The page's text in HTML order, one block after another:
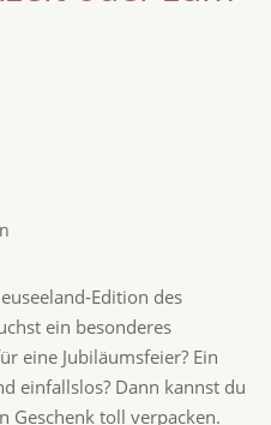
Edition des
ein besonderes
eine Jubiläumsfeier? Ein
einfallslos? Dann kannst du
Geschenk toll verpacken.